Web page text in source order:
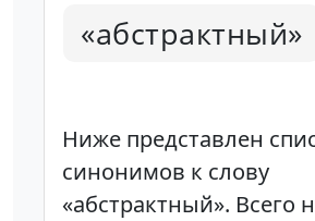
«абстрактный»
Ниже представлен
синонимов к слову
«абстрактный». Всего